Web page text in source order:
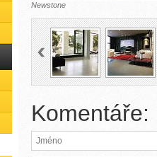
Newstone
Komentáře: